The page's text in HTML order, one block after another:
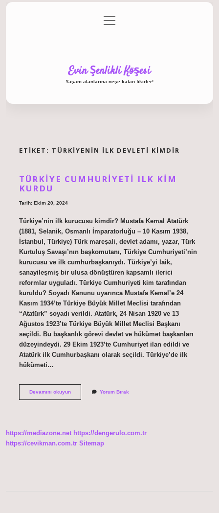
Gizlilik Politikası
menüyü
aç
Evin Şenlikli Köşesi
Yaşam alanlarına neşe katan fikirler!
ETIKET: TÜRKIYENIN ILK DEVLETI KIMDIR
TÜRKIYE CUMHURIYETI ILK KIM
KURDU
Tarih: Ekim 20, 2024
Türkiye’nin ilk kurucusu kimdir? Mustafa Kemal Atatürk
(1881, Selanik, Osmanlı İmparatorluğu – 10 Kasım 1938,
İstanbul, Türkiye) Türk mareşali, devlet adamı, yazar, Türk
Kurtuluş Savaşı’nın başkomutanı, Türkiye Cumhuriyeti’nin
kurucusu ve ilk cumhurbaşkanıydı. Türkiye’yi laik,
sanayileşmiş bir ulusa dönüştüren kapsamlı ilerici
reformlar uyguladı. Türkiye Cumhuriyeti kim tarafından
kuruldu? Soyadı Kanunu uyarınca Mustafa Kemal’e 24
Kasım 1934’te Türkiye Büyük Millet Meclisi tarafından
“Atatürk” soyadı verildi. Atatürk, 24 Nisan 1920 ve 13
Ağustos 1923’te Türkiye Büyük Millet Meclisi Başkanı
seçildi. Bu başkanlık görevi devlet ve hükümet başkanları
düzeyindeydi. 29 Ekim 1923’te Cumhuriyet ilan edildi ve
Atatürk ilk Cumhurbaşkanı olarak seçildi. Türkiye’de ilk
hükümeti…
Devamını okuyunTürkiye
Yorum Bırak
https://mediazone.net https://dengerulo.com.tr
https://cevikman.com.tr Sitemap